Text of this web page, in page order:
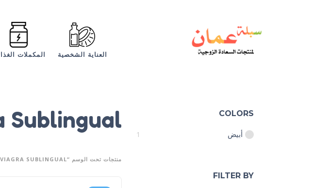
العناية الشخصية المكملات
COLORS
أبيض 1
FILTER BY
Sublingual
منتجات تحت الوسم “VIAGRA SUBLINGUAL”